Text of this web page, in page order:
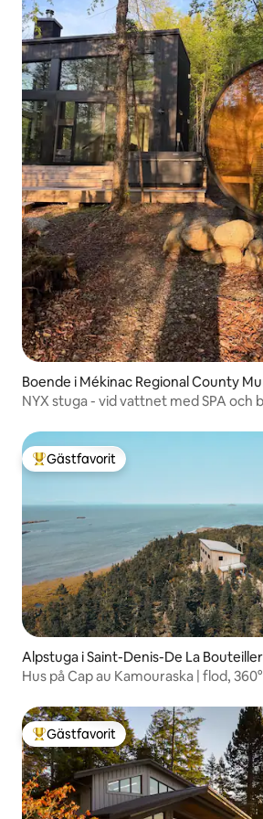
Boende i Mékinac Regional County
NYX stuga - vid vattnet med SPA och
Populär gästfavorit
Gästfavorit
Alpstuga i Saint-Denis-De La
Hus på Cap au Kamouraska | flod,
Populär gästfavorit
Gästfavorit